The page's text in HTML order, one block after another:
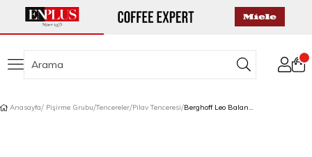
Anasayfa Pişirme Grubu Tencereler Pilav Tenceresi Berghoff Leo Balance Pilav Tenceresi 26 cm Krem